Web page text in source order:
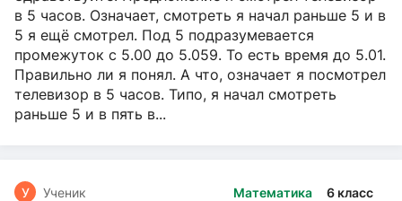
в 5 часов. Означает, смотреть я начал раньше 5 и в
5 я ещё смотрел. Под 5 подразумевается
промежуток с 5.00 до 5.059. То есть время до 5.01.
Правильно ли я понял. А что, означает я посмотрел
телевизор в 5 часов. Типо, я начал смотреть
раньше 5 и в пять в...
Математика 6 класс
У Ученик